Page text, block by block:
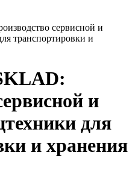
сервисной и
транспортировки и
и
для
и хранения